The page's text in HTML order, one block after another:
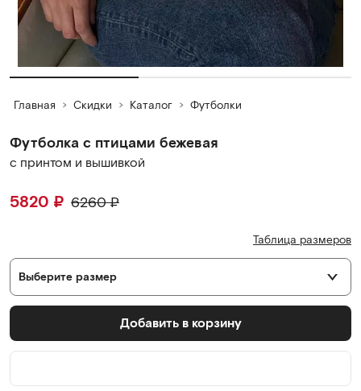
Главная Скидки Каталог Футболки
Футболка с птицами бежевая
с принтом и вышивкой
5820 ₽ 6260₽
Таблица размеров
Выберите размер
Добавить в корзину